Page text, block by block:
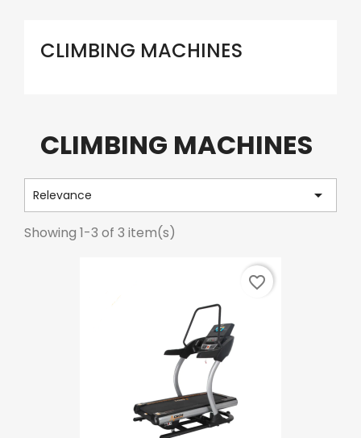
CLIMBING MACHINES
CLIMBING MACHINES
Relevance 
Showing 1-3 of 3 item(s)
favorite_border